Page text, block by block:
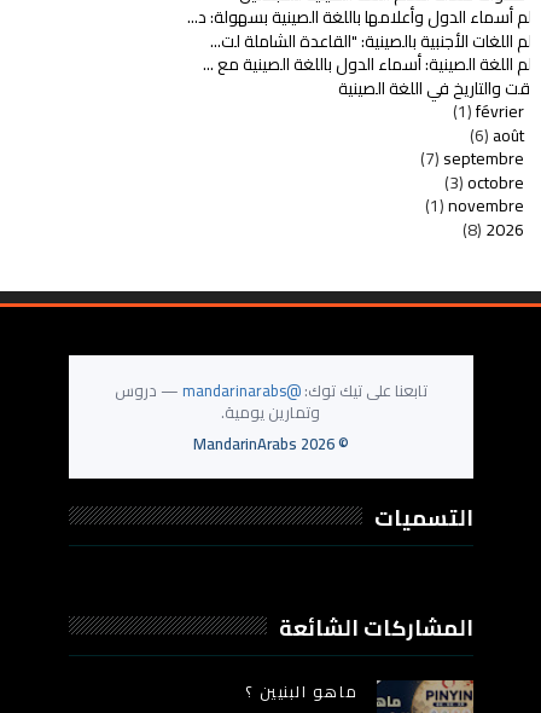
أسماء الدول وأعلامها باللغة الصينية بسهولة: د...
اللغات الأجنبية بالصينية: "القاعدة الشاملة لت...
اللغة الصينية: أسماء الدول باللغة الصينية مع ...
والتاريخ في اللغة الصينية
février
(1)
août
(6)
septembre
(7)
octobre
(3)
novembre
(1)
2026
(8)
تابعنا على تيك توك:@mandarinarabs — دروس
وتمارين يومية.
©
2026
التسميات
المشاركات الشائعة
ماهو البنيين ؟